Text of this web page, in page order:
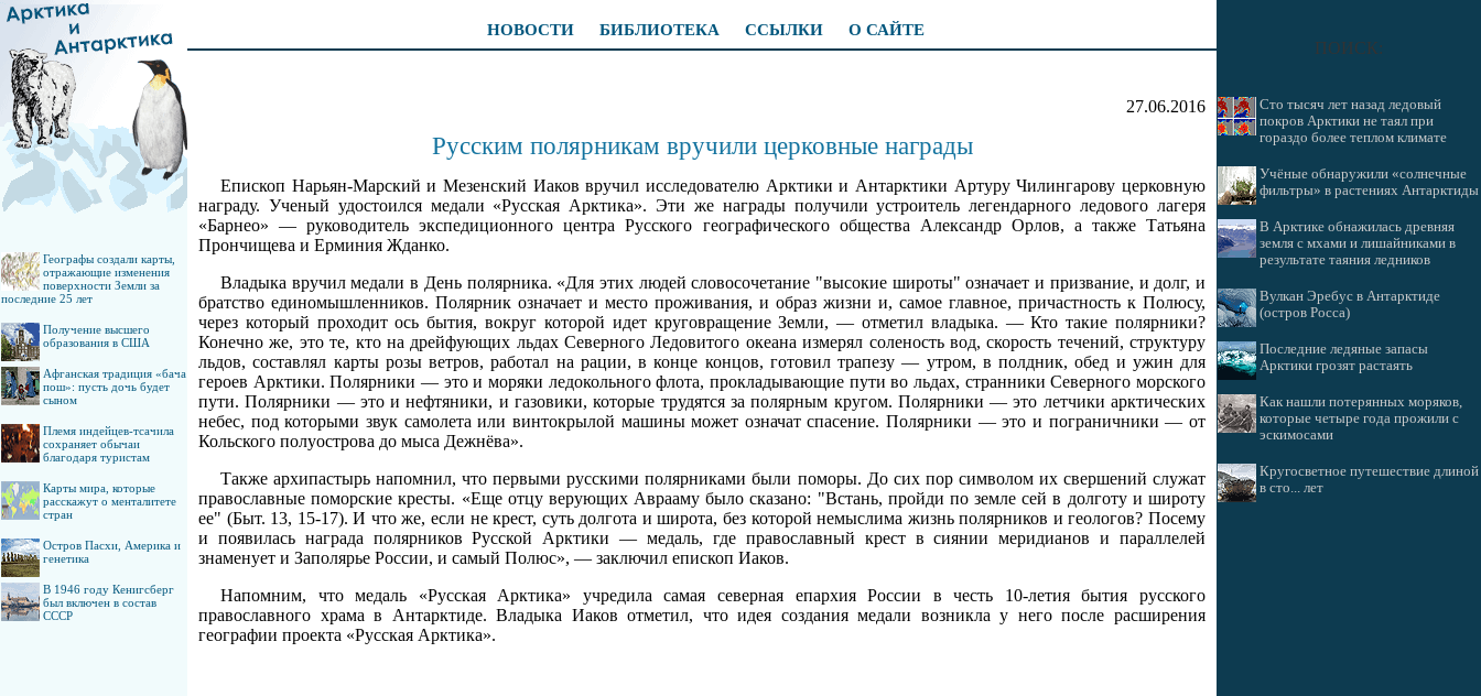
Географы создали карты,
отражающие изменения
поверхности Земли за
последние 25 лет
Получение высшего
образования в США
Афганская традиция «бача
пош»: пусть дочь будет
сыном
Племя индейцев-тсачила
сохраняет обычаи
благодаря туристам
Карты мира, которые
расскажут о менталитете
стран
Остров Пасхи, Америка и
генетика
В 1946 году Кенигсберг
был включен в состав
СССР
НОВОСТИ БИБЛИОТЕКА ССЫЛКИ О САЙТЕ
27.06.2016
Русским полярникам вручили церковные награды
Епископ Нарьян-Марский и Мезенский Иаков вручил исследователю Арктики и Антарктики Артуру Чилингарову церковную
награду. Ученый удостоился медали «Русская Арктика». Эти же награды получили устроитель легендарного ледового лагеря
«Барнео» — руководитель экспедиционного центра Русского географического общества Александр Орлов, а также Татьяна
Прончищева и Ерминия Жданко.
Владыка вручил медали в День полярника. «Для этих людей словосочетание "высокие широты" означает и призвание, и долг, и
братство единомышленников. Полярник означает и место проживания, и образ жизни и, самое главное, причастность к Полюсу,
через который проходит ось бытия, вокруг которой идет круговращение Земли, — отметил владыка. — Кто такие полярники?
Конечно же, это те, кто на дрейфующих льдах Северного Ледовитого океана измерял соленость вод, скорость течений, структуру
льдов, составлял карты розы ветров, работал на рации, в конце концов, готовил трапезу — утром, в полдник, обед и ужин для
героев Арктики. Полярники — это и моряки ледокольного флота, прокладывающие пути во льдах, странники Северного морского
пути. Полярники — это и нефтяники, и газовики, которые трудятся за полярным кругом. Полярники — это летчики арктических
небес, под которыми звук самолета или винтокрылой машины может означат спасение. Полярники — это и пограничники — от
Кольского полуострова до мыса Дежнёва».
Также архипастырь напомнил, что первыми русскими полярниками были поморы. До сих пор символом их свершений служат
православные поморские кресты. «Еще отцу верующих Аврааму было сказано: "Встань, пройди по земле сей в долготу и широту
ее" (Быт. 13, 15-17). И что же, если не крест, суть долгота и широта, без которой немыслима жизнь полярников и геологов? Посему
и появилась награда полярников Русской Арктики — медаль, где православный крест в сиянии меридианов и параллелей
знаменует и Заполярье России, и самый Полюс», — заключил епископ Иаков.
Напомним, что медаль «Русская Арктика» учредила самая северная епархия России в честь 10-летия бытия русского
православного храма в Антарктиде. Владыка Иаков отметил, что идея создания медали возникла у него после расширения
географии проекта «Русская Арктика».
ПОИСК:
Сто тысяч лет назад ледовый
покров Арктики не таял при
гораздо более теплом климате
Учёные обнаружили «солнечные
фильтры» в растениях Антарктиды
В Арктике обнажилась древняя
земля с мхами и лишайниками в
результате таяния ледников
Вулкан Эребус в Антарктиде
(остров Росса)
Последние ледяные запасы
Арктики грозят растаять
Как нашли потерянных моряков,
которые четыре года прожили с
эскимосами
Кругосветное путешествие длиной
в сто... лет